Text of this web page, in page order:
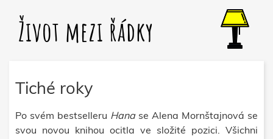
Život mezi řádky
Tiché roky
Po svém bestselleru Hana se Alena Mornštajnová se
svou novou knihou ocitla ve složité pozici. Všichni